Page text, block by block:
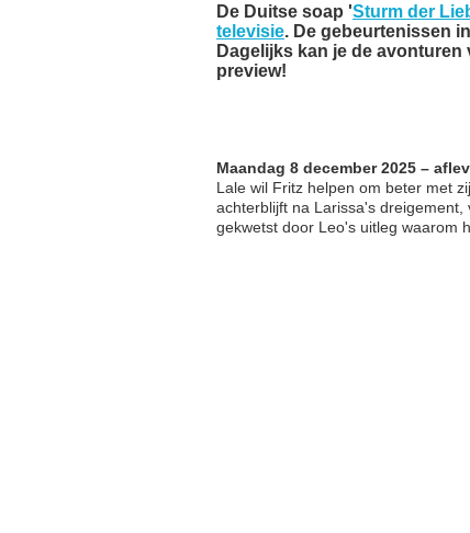
De Duitse soap 'Sturm der
televisie. De gebeurtenissen
Dagelijks kan je de avonturen
preview!
Maandag 8 december 2025 –
Lale wil Fritz helpen om beter met
achterblijft na Larissa's
gekwetst door Leo's uitleg waarom